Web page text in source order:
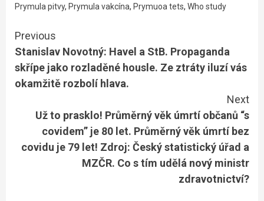
Prymula pitvy, Prymula vakcína, Prymuoa tets, Who study
Continue
Reading
Previous
Stanislav Novotný: Havel a StB. Propaganda
skřípe jako rozladěné housle. Ze ztráty iluzí vás
okamžitě rozbolí hlava.
Next
Už to prasklo! Průměrný věk úmrtí občanů “s
covidem” je 80 let. Průměrný věk úmrtí bez
covidu je 79 let! Zdroj: Český statistický úřad a
MZČR. Co s tím udělá nový ministr
zdravotnictví?